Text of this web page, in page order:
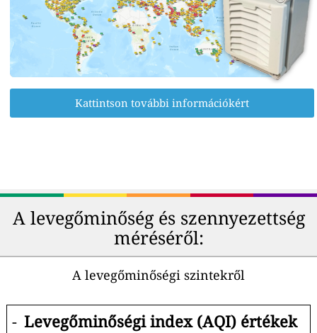
Kattintson további információkért
A levegőminőség és szennyezettség
méréséről:
A levegőminőségi szintekről
- Levegőminőségi index (AQI) értékek